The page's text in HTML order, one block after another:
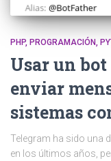
PHP PROGRAMACIÓN
Usar un
enviar
sistemas
Telegram ha sido una
en los últimos años,